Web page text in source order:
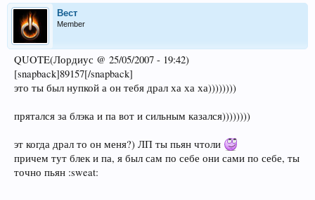
Beст
Member
QUOTE(Лордиус @ 25/05/2007 - 19:42)
[snapback]89157[/snapback]
это ты был нупкой а он тебя драл ха ха ха))))))))
прятался за блэка и па вот и сильным казался))))))))
эт когда драл то он меня?) ЛП ты пьян чтоли
причем тут блек и па, я был сам по себе они сами по себе, ты
точно пьян :sweat: